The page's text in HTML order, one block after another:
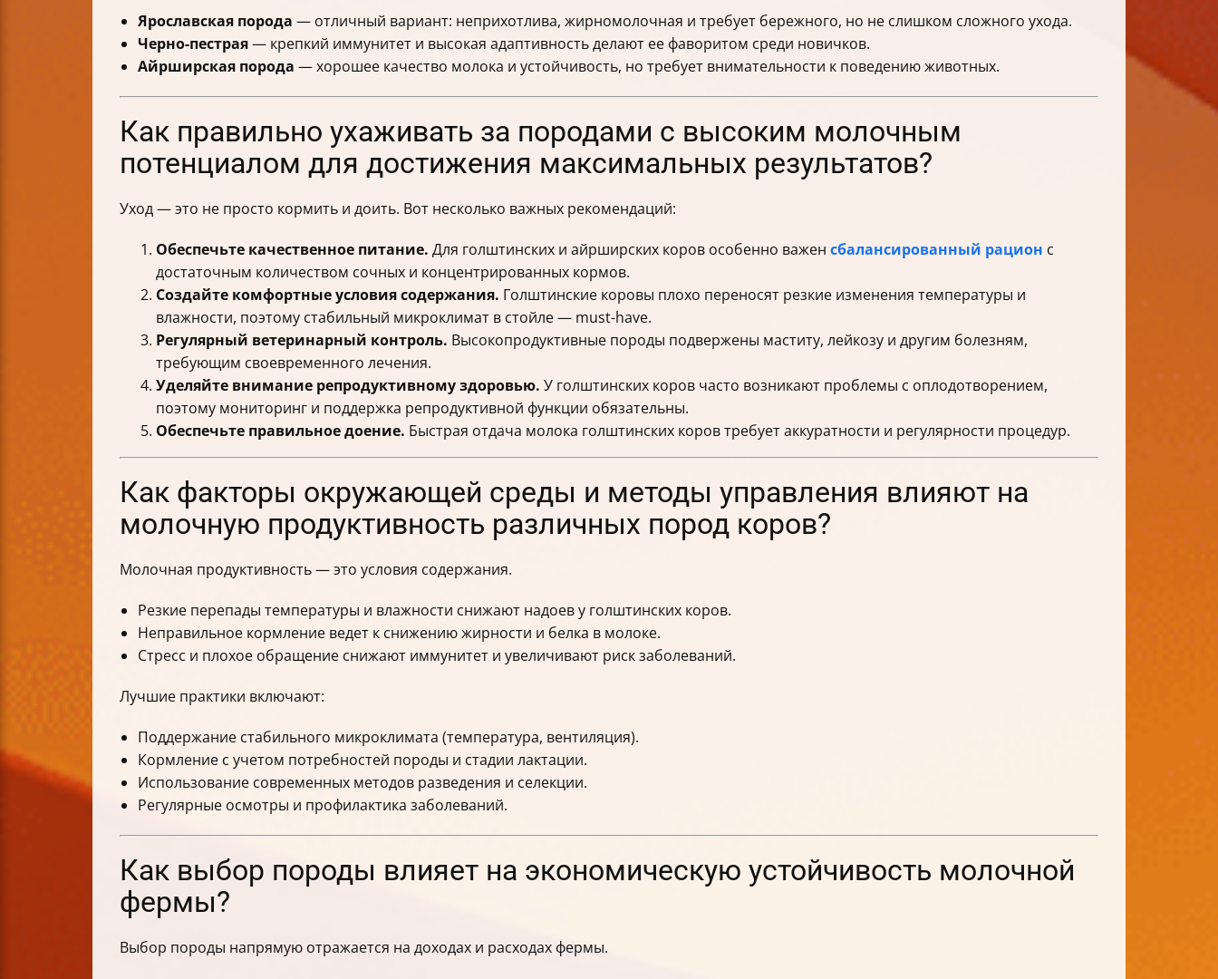
Ярославская порода — отличный вариант: неприхотлива, жирномолочная и требует бережного, но не слишком сложного ухода.
Черно-пестрая— крепкий иммунитет и высокая адаптивность делают ее фаворитом среди новичков.
Айрширская порода — хорошее качество молока и устойчивость, но требует внимательности к поведению животных.
Как правильно ухаживать за породами с высоким молочным
потенциалом для достижения максимальных результатов?
Уход — это не просто кормить и доить. Вот несколько важных рекомендаций:
Обеспечьте качественное питание. Для голштинских и айрширских коров особенно важен сбалансированный рацион с
достаточным количеством сочных и концентрированных кормов.
Создайте комфортные условия содержания. Голштинские коровы плохо переносят резкие изменения температуры и
влажности, поэтому стабильный микроклимат в стойле — must-have.
Регулярный ветеринарный контроль. Высокопродуктивные породы подвержены маститу, лейкозу и другим болезням,
требующим своевременного лечения.
Уделяйте внимание репродуктивному здоровью. У голштинских коров часто возникают проблемы с оплодотворением,
поэтому мониторинг и поддержка репродуктивной функции обязательны.
Обеспечьте правильное доение. Быстрая отдача молока голштинских коров требует аккуратности и регулярности процедур.
Как факторы окружающей среды и методы управления влияют на
молочную продуктивность различных пород коров?
Молочная продуктивность — это условия содержания.
Резкие перепады температуры и влажности снижают надоев у голштинских коров.
Неправильное кормление ведет к снижению жирности и белка в молоке.
Стресс и плохое обращение снижают иммунитет и увеличивают риск заболеваний.
Лучшие практики включают:
Поддержание стабильного микроклимата (температура, вентиляция).
Кормление с учетом потребностей породы и стадии лактации.
Использование современных методов разведения и селекции.
Регулярные осмотры и профилактика заболеваний.
Как выбор породы влияет на экономическую устойчивость молочной
фермы?
Выбор породы напрямую отражается на доходах и расходах фермы.